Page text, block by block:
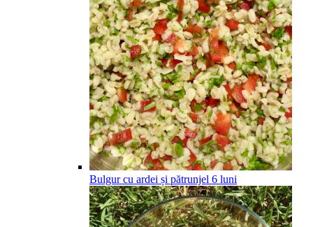
Bulgur cu ardei și pătrunjel 6 luni